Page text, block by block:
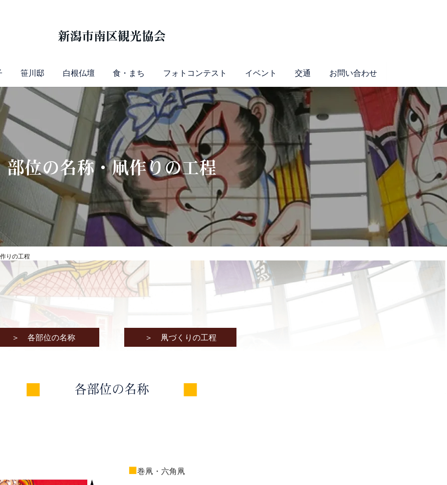
新潟市南区観光協会
笹川邸 白根仏壇 食・まち フォトコンテスト イベント 交通 お問い合わせ
部位の名称・凧作りの工程
りの工程
＞ 各部位の名称 ＞ 凧づくりの工程
各部位の名称
■巻凧・六角凧